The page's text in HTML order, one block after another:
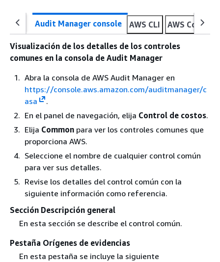
Audit Manager console AWS CLI AWS Control
Visualización de los detalles de los controles
comunes en la consola de Audit Manager
Abra la consola de AWS Audit Manager en
https://console.aws.amazon.com/auditmanager/c
asa
.
En el panel de navegación, elija Control de costos.
Elija Common para ver los controles comunes que
proporciona AWS.
Seleccione el nombre de cualquier control común
para ver sus detalles.
Revise los detalles del control común con la
siguiente información como referencia.
Sección Descripción general
En esta sección se describe el control común.
Pestaña Orígenes de evidencias
En esta pestaña se incluye la siguiente